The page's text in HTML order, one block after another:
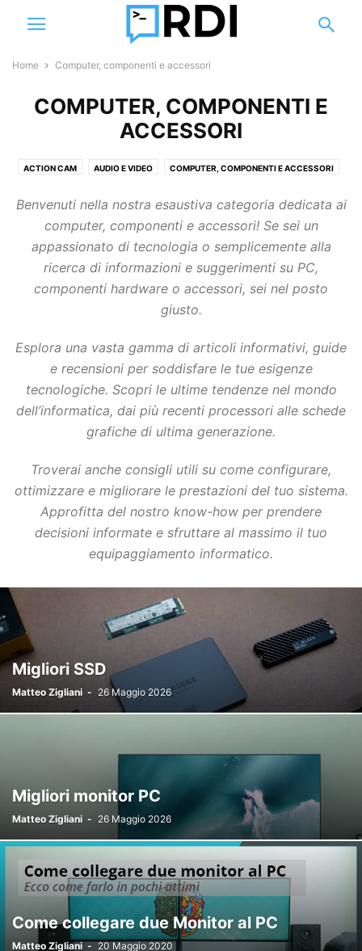
Home Computer, componenti e accessori
COMPUTER, COMPONENTI E
ACCESSORI
ACTION CAM AUDIO E VIDEO COMPUTER, COMPONENTI E ACCESSORI
GUIDE E TUTORIAL SMART HOME SMARTPHONE E ACCESSORI
SOFTWARE STORAGE VIDEOSORVEGLIANZA
Benvenuti nella nostra esaustiva categoria dedicata ai
computer, componenti e accessori! Se sei un
appassionato di tecnologia o semplicemente alla
ricerca di informazioni e suggerimenti su PC,
componenti hardware o accessori, sei nel posto
giusto.
Esplora una vasta gamma di articoli informativi, guide
e recensioni per soddisfare le tue esigenze
tecnologiche. Scopri le ultime tendenze nel mondo
dell’informatica, dai più recenti processori alle schede
grafiche di ultima generazione.
Troverai anche consigli utili su come configurare,
ottimizzare e migliorare le prestazioni del tuo sistema.
Approfitta del nostro know-how per prendere
decisioni informate e sfruttare al massimo il tuo
equipaggiamento informatico.
Migliori SSD
Matteo Zigliani - 26 Maggio 2026
Migliori monitor PC
Matteo Zigliani - 26 Maggio 2026
Come collegare due Monitor al PC
Matteo Zigliani - 20 Maggio 2020